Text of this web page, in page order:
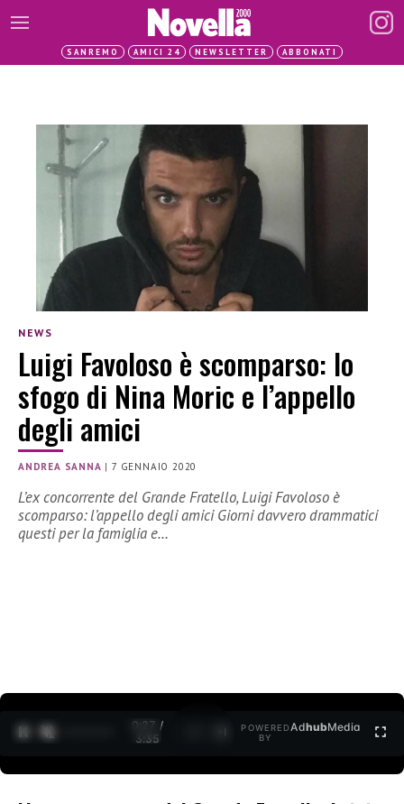
SANREMO AMICI 24 NEWSLETTER ABBONATI
NEWS
Luigi Favoloso è scomparso: lo
sfogo di Nina Moric e l’appello
degli amici
ANDREA SANNA |7 GENNAIO 2020
L’ex concorrente del Grande Fratello, Luigi Favoloso è
scomparso: l’appello degli amici Giorni davvero drammatici
questi per la famiglia e…
0:27 /
3:35
POWERED
BY
AdhubMedia